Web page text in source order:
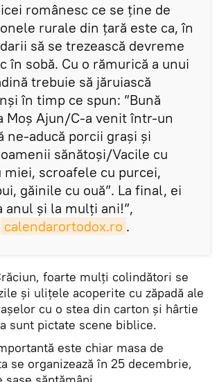
românesc ce se ține de
rurale din țară este ca, în
să se trezească devreme
în sobă. Cu o rămurică a unui
trebuie să jăruiască
în timp ce spun: ”Bună
Moș Ajun/C-a venit într-un
ne-aducă porcii grași și
sănătoși/Vacile cu
scroafele cu purcei,
găinile cu ouă”. La final, ei
anul și la mulți ani!”,
calendarortodox.ro .
foarte mulți colindători se
și ulițele acoperite cu zăpadă ale
cu o stea din carton și hârtie
sunt pictate scene biblice.
este chiar masa de
se organizează în 25 decembrie,